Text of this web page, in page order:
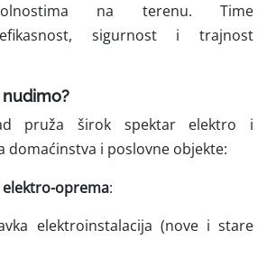
na terenu. Time
sigurnost i trajnost
pruža širok spektar elektro i
domaćinstva i poslovne objekte:
oprema:
elektroinstalacija (nove i stare